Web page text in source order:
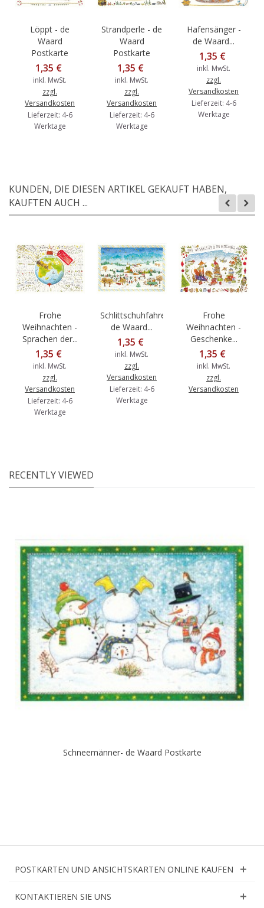
Löppt - de
Waard
Postkarte
1,35 €
inkl. MwSt.
zzgl.
Versandkosten
Lieferzeit: 4-6
Werktage
Strandperle - de
Waard
Postkarte
1,35 €
inkl. MwSt.
zzgl.
Versandkosten
Lieferzeit: 4-6
Werktage
Hafensänger -
de Waard...
1,35 €
inkl. MwSt.
zzgl.
Versandkosten
Lieferzeit: 4-6
Werktage
KUNDEN, DIE DIESEN ARTIKEL GEKAUFT HABEN,
KAUFTEN AUCH ...
Frohe
Weihnachten -
Sprachen der...
1,35 €
inkl. MwSt.
zzgl.
Versandkosten
Lieferzeit: 4-6
Werktage
Schlittschuhfahren-
de Waard...
1,35 €
inkl. MwSt.
zzgl.
Versandkosten
Lieferzeit: 4-6
Werktage
Frohe
Weihnachten -
Geschenke...
1,35 €
inkl. MwSt.
zzgl.
Versandkosten
RECENTLY VIEWED
Schneemänner- de Waard Postkarte
POSTKARTEN UND ANSICHTSKARTEN ONLINE KAUFEN
KONTAKTIEREN SIE UNS